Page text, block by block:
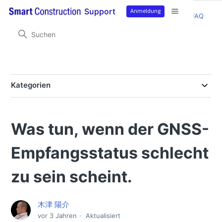
Support Anmeldung
Smart Construction Edge2 Häufig gestellte Fragen FAQ
Kategorien
Häufig gestellte Fragen
So decken Sie den Baustellenbereich bei der Planung
der Flugroute ab.
Punktdaten können nicht gelöscht werden.
Was tun, wenn der GNSS-
Empfangsstatus schlecht
zu sein scheint.
木津 陽介
vor 3 Jahren Aktualisiert